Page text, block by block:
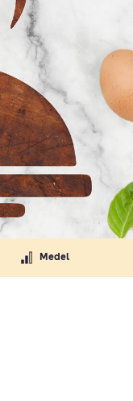
Medel